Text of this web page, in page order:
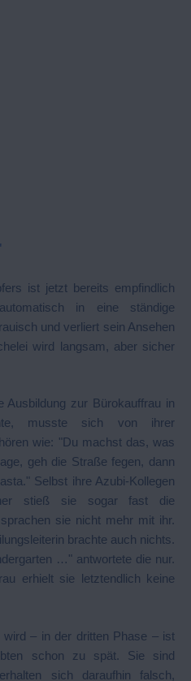
ist jetzt bereits empfindlich
in eine ständige
und verliert sein Ansehen
wird langsam, aber sicher
Ausbildung zur Bürokauffrau in
musste sich von ihrer
wie: "Du machst das, was
geh die Straße fegen, dann
Selbst ihre Azubi-Kollegen
stieß sie sogar fast die
sie nicht mehr mit ihr.
brachte auch nichts.
…" antwortete die nur.
erhielt sie letztendlich keine
– in der dritten Phase – ist
schon zu spät. Sie sind
sich daraufhin falsch,